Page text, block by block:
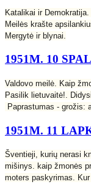
Katalikai ir
Meilės krašte
Mergytė ir blynai.
1951M. 10
Valdovo meilė. Kaip
Pasilik lietuvaitė!.
Paprastumas - grožis:
1951M. 11
Šventieji, kurių nerasi
mišinys. kaip žmonės
moters paskyrimas.